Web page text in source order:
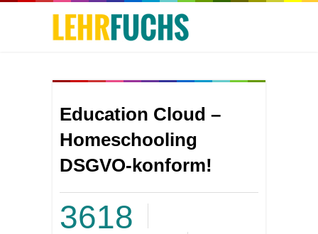
Education Cloud –
Homeschooling
DSGVO-konform!
3618